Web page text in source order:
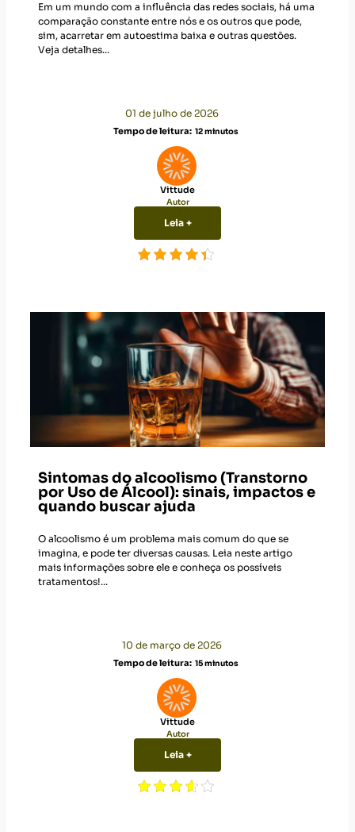
Em um mundo com a influência das redes sociais, há uma
comparação constante entre nós e os outros que pode,
sim, acarretar em autoestima baixa e outras questões.
Veja detalhes...
01 de julho de 2026
Tempo de leitura: 12minutos
Vittude
Autor
Leia +
Sintomas do alcoolismo (Transtorno
por Uso de Álcool): sinais, impactos e
quando buscar ajuda
O alcoolismo é um problema mais comum do que se
imagina, e pode ter diversas causas. Leia neste artigo
mais informações sobre ele e conheça os possíveis
tratamentos!...
10 de março de 2026
Tempo de leitura: 15minutos
Vittude
Autor
Leia +